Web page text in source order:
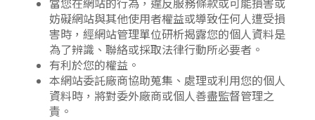
當您在網站的行為，違反服務條款或可能損害或
妨礙網站與其他使用者權益或導致任何人遭受損
害時，經網站管理單位研析揭露您的個人資料是
為了辨識、聯絡或採取法律行動所必要者。
有利於您的權益。
本網站委託廠商協助蒐集、處理或利用您的個人
資料時，將對委外廠商或個人善盡監督管理之
責。